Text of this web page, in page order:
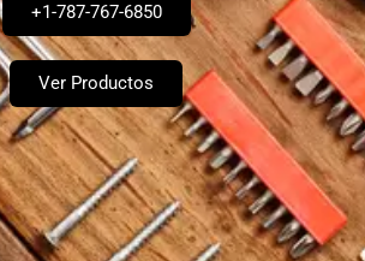
+1-787-767-6850
Ver Productos